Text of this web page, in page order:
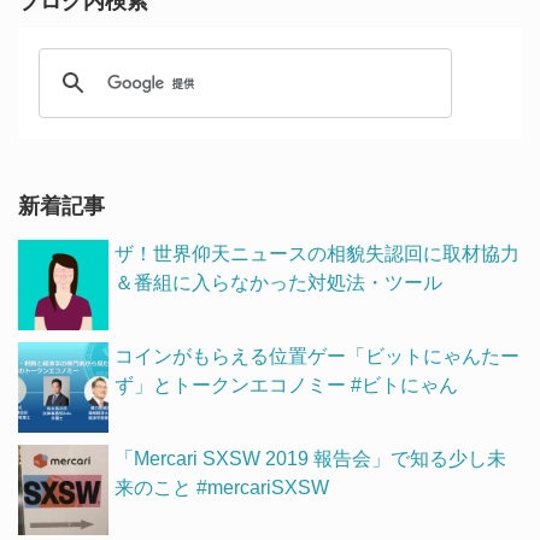
新着記事
ザ！世界仰天ニュースの相貌失認回に取材協力
＆番組に入らなかった対処法・ツール
コインがもらえる位置ゲー「ビットにゃんたー
ず」とトークンエコノミー #ビトにゃん
「Mercari SXSW 2019 報告会」で知る少し未
来のこと #mercariSXSW